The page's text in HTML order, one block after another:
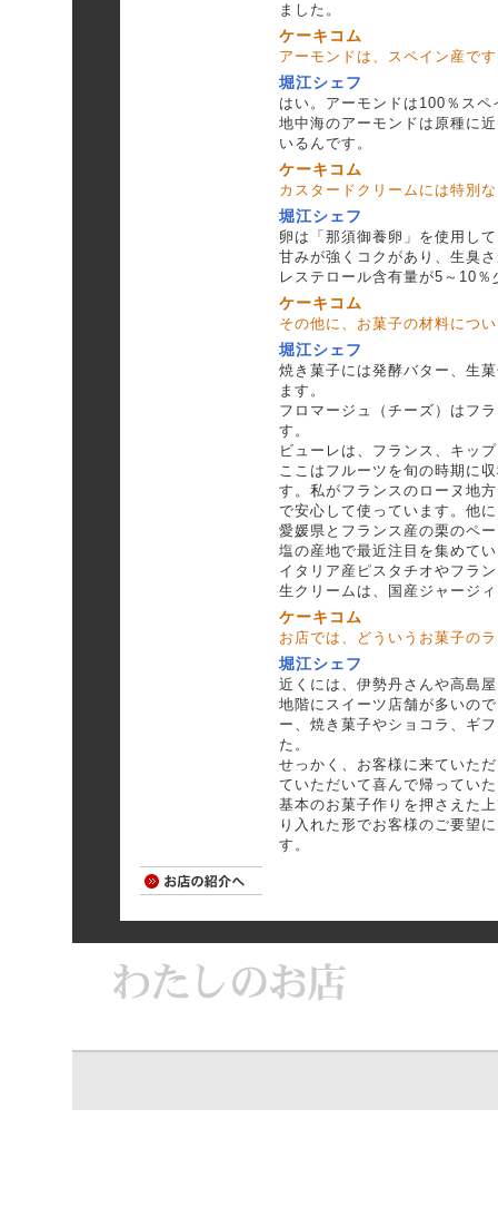
ました。
ケーキコム
アーモンドは、スペイン産で
堀江シェフ
はい。アーモンドは100％ス
地中海のアーモンドは原種に
いるんです。
ケーキコム
カスタードクリームには特別
堀江シェフ
卵は「那須御養卵」を使用し
甘みが強くコクがあり、生臭
レステロール含有量が5～10
ケーキコム
その他に、お菓子の材料につ
堀江シェフ
焼き菓子には発酵バター、生
ます。
フロマージュ（チーズ）はフ
す。
ビューレは、フランス、キッ
ここはフルーツを旬の時期に
す。私がフランスのローヌ地
で安心して使っています。他
愛媛県とフランス産の栗のペ
塩の産地で最近注目を集めて
イタリア産ピスタチオやフラ
生クリームは、国産ジャージ
ケーキコム
お店では、どういうお菓子の
堀江シェフ
近くには、伊勢丹さんや高島
地階にスイーツ店舗が多いの
ー、焼き菓子やショコラ、ギ
た。
せっかく、お客様に来ていた
ていただいて喜んで帰ってい
基本のお菓子作りを押さえた
り入れた形でお客様のご要望
す。